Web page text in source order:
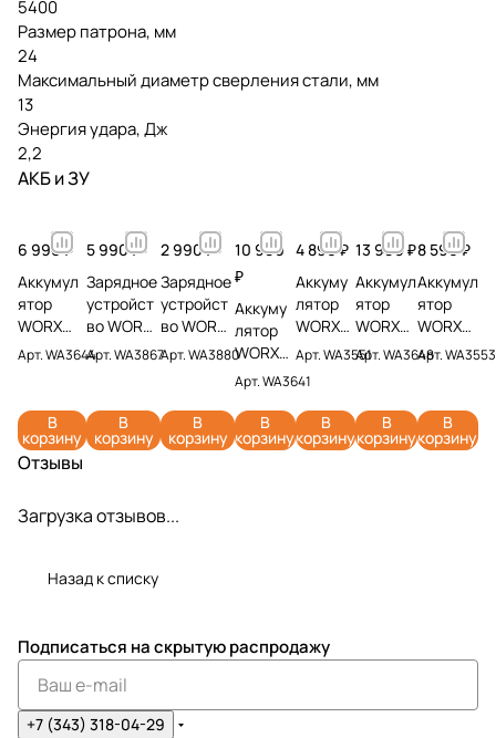
5400
Размер патрона, мм
24
Максимальный диаметр сверления стали, мм
13
Энергия удара, Дж
2,2
АКБ и ЗУ
6 990 ₽
Аккумул
ятор
WORX
WA3644
PRO 20V
Арт.WA3644
В
корзину
5 990 ₽
Зарядное
устройст
во WORX
WA3867
20V 6А
Арт.WA3867
В
корзину
2 990 ₽
Зарядное
устройст
во WORX
WA3880
20V 2А
Арт.WA3880
В
корзину
10 990
₽
Аккуму
лятор
WORX
WA3641
20V 6Ач
Арт.WA3641
В
корзину
4 890 ₽
Аккуму
лятор
WORX
WA3551
20V 2Ач
Арт.WA3551
В
корзину
13 990 ₽
Аккумул
ятор
WORX
WA3648
20V 8Ач
Арт.WA3648
В
корзину
8 590 ₽
Аккумул
ятор
WORX
WA3553
20V 4Ач
Арт.WA3553
В
корзину
Отзывы
Загрузка отзывов...
Назад к списку
Подписаться на скрытую распродажу
+7 (343) 318-04-29